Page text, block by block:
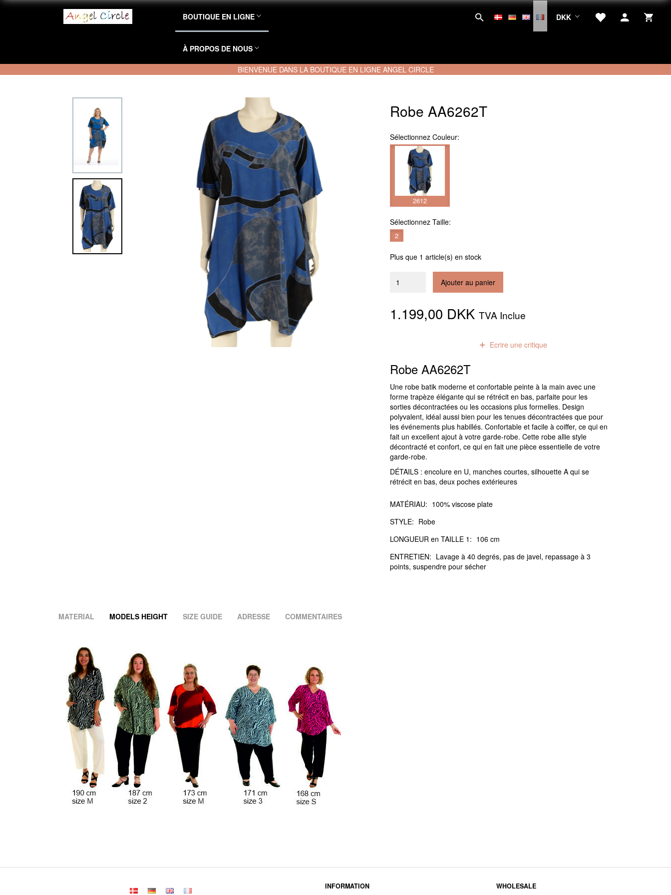
BOUTIQUE EN LIGNE
À PROPOS DE NOUS
DKK
BIENVENUE DANS LA BOUTIQUE EN LIGNE ANGEL CIRCLE
Robe AA6262T
Sélectionnez Couleur:
2612
Sélectionnez Taille:
2
Plus que 1 article(s) en stock
Ajouter au panier
1.199,00 DKKTVA Inclue
Ecrire une critique
Robe AA6262T
Une robe batik moderne et confortable peinte à la main avec une
forme trapèze élégante qui se rétrécit en bas, parfaite pour les
sorties décontractées ou les occasions plus formelles. Design
polyvalent, idéal aussi bien pour les tenues décontractées que pour
les événements plus habillés. Confortable et facile à coiffer, ce qui en
fait un excellent ajout à votre garde-robe. Cette robe allie style
décontracté et confort, ce qui en fait une pièce essentielle de votre
garde-robe.
DÉTAILS : encolure en U, manches courtes, silhouette A qui se
rétrécit en bas, deux poches extérieures
MATÉRIAU: 100% viscose plate
STYLE: Robe
LONGUEUR en TAILLE 1: 106 cm
ENTRETIEN: Lavage à 40 degrés, pas de javel, repassage à 3
points, suspendre pour sécher
MATERIAL MODELS HEIGHT SIZE GUIDE ADRESSE COMMENTAIRES
INFORMATION WHOLESALE